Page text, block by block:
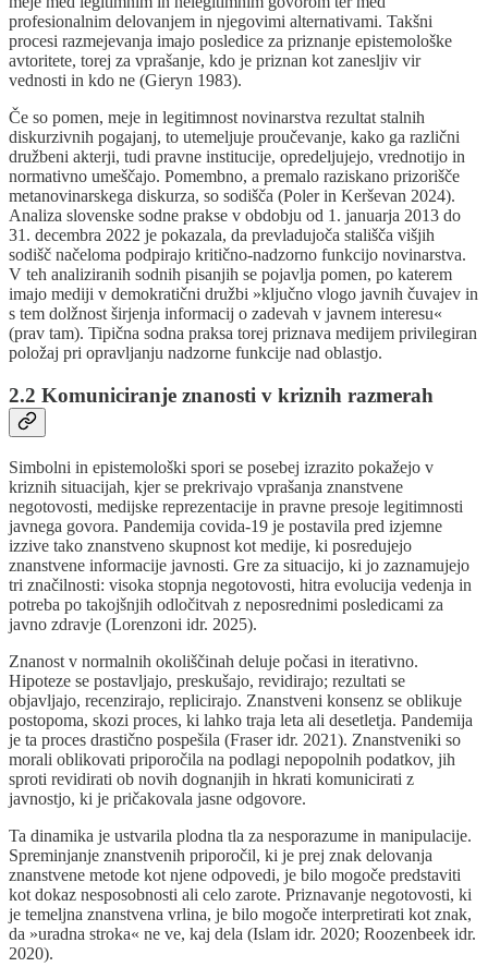
profesionalnim delovanjem in njegovimi alternativami. Takšni
procesi razmejevanja imajo posledice za priznanje epistemološke
avtoritete, torej za vprašanje, kdo je priznan kot zanesljiv vir
vednosti in kdo ne (Gieryn 1983).
Če so pomen, meje in legitimnost novinarstva rezultat stalnih
diskurzivnih pogajanj, to utemeljuje proučevanje, kako ga različni
družbeni akterji, tudi pravne institucije, opredeljujejo, vrednotijo in
normativno umeščajo. Pomembno, a premalo raziskano prizorišče
metanovinarskega diskurza, so sodišča (Poler in Kerševan 2024).
Analiza slovenske sodne prakse v obdobju od 1. januarja 2013 do
31. decembra 2022 je pokazala, da prevladujoča stališča višjih
sodišč načeloma podpirajo kritično-nadzorno funkcijo novinarstva.
V teh analiziranih sodnih pisanjih se pojavlja pomen, po katerem
imajo mediji v demokratični družbi »ključno vlogo javnih čuvajev in
s tem dolžnost širjenja informacij o zadevah v javnem interesu«
(prav tam). Tipična sodna praksa torej priznava medijem privilegiran
položaj pri opravljanju nadzorne funkcije nad oblastjo.
2.2 Komuniciranje znanosti v kriznih razmerah
Simbolni in epistemološki spori se posebej izrazito pokažejo v
kriznih situacijah, kjer se prekrivajo vprašanja znanstvene
negotovosti, medijske reprezentacije in pravne presoje legitimnosti
javnega govora. Pandemija covida-19 je postavila pred izjemne
izzive tako znanstveno skupnost kot medije, ki posredujejo
znanstvene informacije javnosti. Gre za situacijo, ki jo zaznamujejo
tri značilnosti: visoka stopnja negotovosti, hitra evolucija vedenja in
potreba po takojšnjih odločitvah z neposrednimi posledicami za
javno zdravje (Lorenzoni idr. 2025).
Znanost v normalnih okoliščinah deluje počasi in iterativno.
Hipoteze se postavljajo, preskušajo, revidirajo; rezultati se
objavljajo, recenzirajo, replicirajo. Znanstveni konsenz se oblikuje
postopoma, skozi proces, ki lahko traja leta ali desetletja. Pandemija
je ta proces drastično pospešila (Fraser idr. 2021). Znanstveniki so
morali oblikovati priporočila na podlagi nepopolnih podatkov, jih
sproti revidirati ob novih dognanjih in hkrati komunicirati z
javnostjo, ki je pričakovala jasne odgovore.
Ta dinamika je ustvarila plodna tla za nesporazume in manipulacije.
Spreminjanje znanstvenih priporočil, ki je prej znak delovanja
znanstvene metode kot njene odpovedi, je bilo mogoče predstaviti
kot dokaz nesposobnosti ali celo zarote. Priznavanje negotovosti, ki
je temeljna znanstvena vrlina, je bilo mogoče interpretirati kot znak,
da »uradna stroka« ne ve, kaj dela (Islam idr. 2020; Roozenbeek idr.
2020).